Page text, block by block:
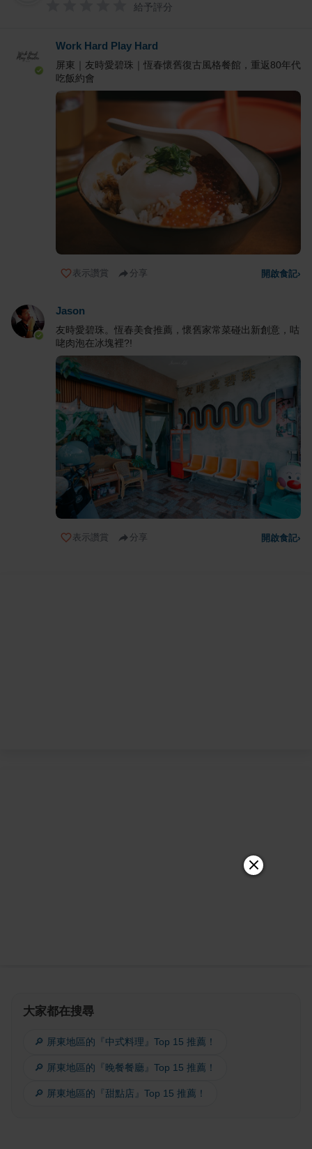
給予評分
Work Hard Play Hard
屏東｜友時愛碧珠｜恆春懷舊復古風格餐館，重返80年代
吃飯約會
表示讚賞 分享 開啟食記›
Jason
友時愛碧珠。恆春美食推薦，懷舊家常菜碰出新創意，咕
咾肉泡在冰塊裡?!
表示讚賞 分享 開啟食記›
大家都在搜尋
🔎 屏東地區的『中式料理』Top 15 推薦！
🔎 屏東地區的『晚餐餐廳』Top 15 推薦！
🔎 屏東地區的『甜點店』Top 15 推薦！